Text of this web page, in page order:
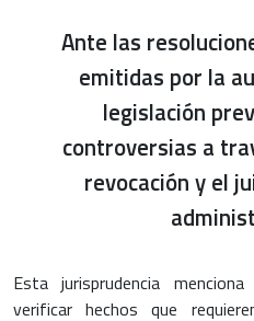
Ante las
emitidas por la
legislación
controversias a
revocación y el
Esta jurisprudencia
verificar hechos que